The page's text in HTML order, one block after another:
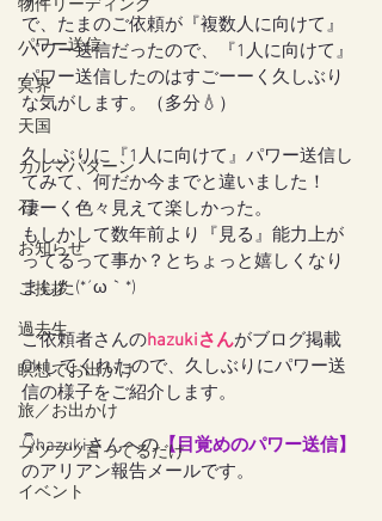
物件リーディング
パワー送信
冥界
天国
カルマパターン
石
お知らせ
ご挨拶
過去生
瞑想でお出かけ
旅／お出かけ
ブツブツ言ってるだけ
イベント
で、たまのご依頼が『複数人に向けて』
パワー送信だったので、『1人に向けて』
パワー送信したのはすごーーく久しぶり
な気がします。（多分💧）
久しぶりに『1人に向けて』パワー送信し
てみて、何だか今までと違いました！
凄ーく色々見えて楽しかった。
もしかして数年前より『見る』能力上が
ってるって事か？とちょっと嬉しくなり
ました(*´ω｀*)
ご依頼者さんのhazukiさんがブログ掲載
Okしてくれたので、久しぶりにパワー送
信の様子をご紹介します。
👇hazukiさんへの【目覚めのパワー送信】
のアリアン報告メールです。